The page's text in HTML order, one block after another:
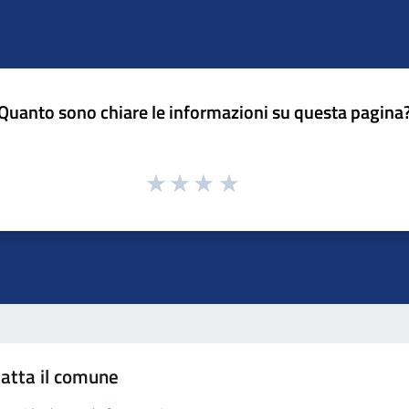
sono chiare le informazioni su questa
il comune